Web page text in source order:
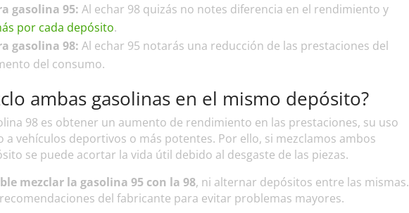
gasolina 95: Al echar 98 quizás no notes diferencia en el rendimiento y
por cada depósito.
gasolina 98:Al echar 95 notarás una reducción de las prestaciones del
del consumo.
ambas gasolinas en el mismo depósito?
98 es obtener un aumento de rendimiento en las prestaciones, su uso
vehículos deportivos o más potentes. Por ello, si mezclamos ambos
se puede acortar la vida útil debido al desgaste de las piezas.
mezclar la gasolina 95 con la 98, ni alternar depósitos entre las mismas.
del fabricante para evitar problemas mayores.